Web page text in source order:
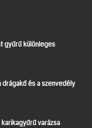
gyűrű különleges
drágakő és a szenvedély
varázsa